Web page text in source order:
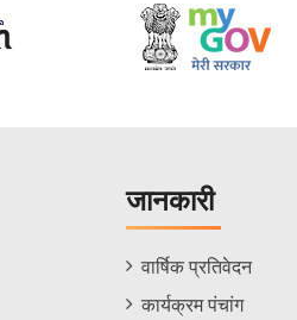
जानकारी
Informations
Menu
वार्षिक प्रतिवेदन
कार्यक्रम पंचांग